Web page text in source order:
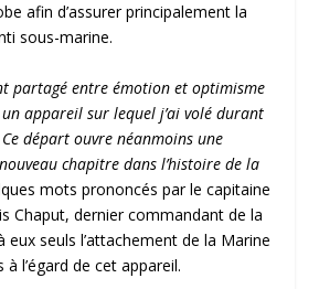
afin d’assurer principalement la
sous-marine.
partagé entre émotion et optimisme
appareil sur lequel j’ai volé durant
départ ouvre néanmoins une
chapitre dans l’histoire de la
mots prononcés par le capitaine
Chaput, dernier commandant de la
eux seuls l’attachement de la Marine
l’égard de cet appareil.